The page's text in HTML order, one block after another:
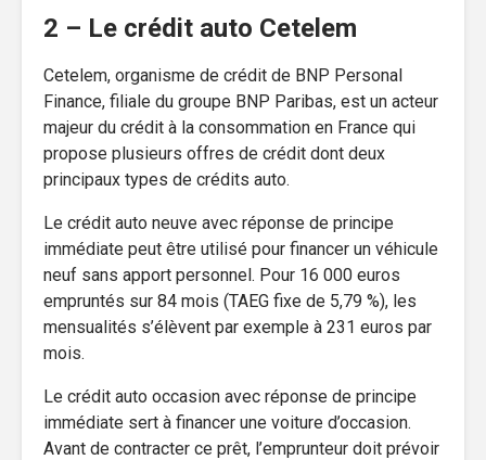
2 – Le crédit auto Cetelem
Cetelem, organisme de crédit de BNP Personal
Finance, filiale du groupe BNP Paribas, est un acteur
majeur du crédit à la consommation en France qui
propose plusieurs offres de crédit dont deux
principaux types de crédits auto.
Le crédit auto neuve avec réponse de principe
immédiate peut être utilisé pour financer un véhicule
neuf sans apport personnel. Pour 16 000 euros
empruntés sur 84 mois (TAEG fixe de 5,79 %), les
mensualités s’élèvent par exemple à 231 euros par
mois.
Le crédit auto occasion avec réponse de principe
immédiate sert à financer une voiture d’occasion.
Avant de contracter ce prêt, l’emprunteur doit prévoir